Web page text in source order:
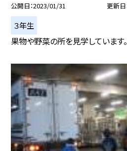
公開日 2023/01/31 更新日
３年生
果物や野菜の所を見学しています。